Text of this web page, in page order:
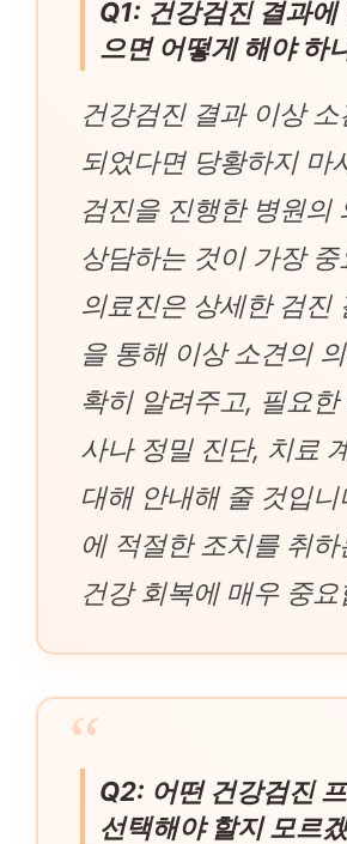
Q1: 건강검진 결과에
으면 어떻게 해야 하
건강검진 결과 이상
되었다면 당황하지 마
검진을 진행한 병원의
상담하는 것이 가장 중
의료진은 상세한 검진
을 통해 이상 소견의
확히 알려주고, 필요
사나 정밀 진단, 치료
대해 안내해 줄 것입니
에 적절한 조치를 취하
건강 회복에 매우 중요
Q2: 어떤 건강검진
선택해야 할지 모르